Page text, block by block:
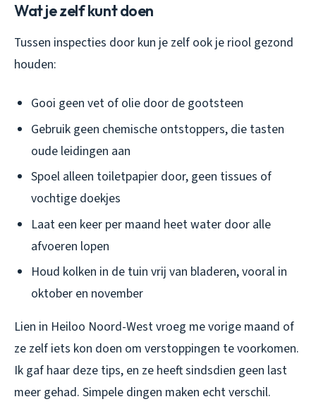
Wat je zelf kunt doen
Tussen inspecties door kun je zelf ook je riool gezond
houden:
Gooi geen vet of olie door de gootsteen
Gebruik geen chemische ontstoppers, die tasten
oude leidingen aan
Spoel alleen toiletpapier door, geen tissues of
vochtige doekjes
Laat een keer per maand heet water door alle
afvoeren lopen
Houd kolken in de tuin vrij van bladeren, vooral in
oktober en november
Lien in Heiloo Noord-West vroeg me vorige maand of
ze zelf iets kon doen om verstoppingen te voorkomen.
Ik gaf haar deze tips, en ze heeft sindsdien geen last
meer gehad. Simpele dingen maken echt verschil.